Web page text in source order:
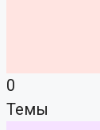
0
Темы